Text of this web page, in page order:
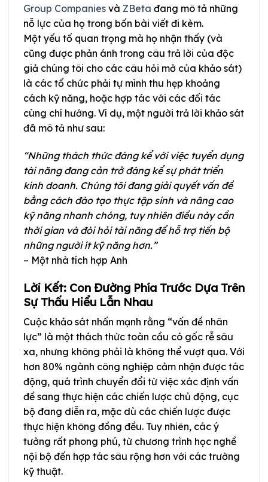
Group Companies và ZBeta đang mô tả những
nỗ lực của họ trong bốn bài viết đi kèm.
Một yếu tố quan trọng mà họ nhận thấy (và
cũng được phản ánh trong câu trả lời của độc
giả chúng tôi cho các câu hỏi mở của khảo sát)
là các tổ chức phải tự mình thu hẹp khoảng
cách kỹ năng, hoặc hợp tác với các đối tác
cùng chí hướng. Ví dụ, một người trả lời khảo sát
đã mô tả như sau:
“Những thách thức đáng kể với việc tuyển dụng
tài năng đang cản trở đáng kể sự phát triển
kinh doanh. Chúng tôi đang giải quyết vấn đề
bằng cách đào tạo thực tập sinh và nâng cao
kỹ năng nhanh chóng, tuy nhiên điều này cần
thời gian và đòi hỏi tài năng để hỗ trợ tiến bộ
những người ít kỹ năng hơn.”
– Một nhà tích hợp Anh
Lời Kết: Con Đường Phía Trước Dựa Trên
Sự Thấu Hiểu Lẫn Nhau
Cuộc khảo sát nhấn mạnh rằng “vấn đề nhân
lực” là một thách thức toàn cầu có gốc rễ sâu
xa, nhưng không phải là không thể vượt qua. Với
hơn 80% ngành công nghiệp cảm nhận được tác
động, quá trình chuyển đổi từ việc xác định vấn
đề sang thực hiện các chiến lược chủ động, cục
bộ đang diễn ra, mặc dù các chiến lược được
thực hiện không đồng đều. Tuy nhiên, các ý
tưởng rất phong phú, từ chương trình học nghề
nội bộ đến hợp tác sâu rộng hơn với các trường
kỹ thuật.